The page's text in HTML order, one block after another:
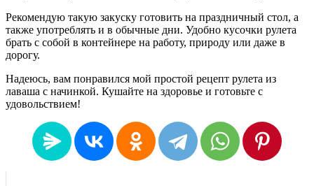
Рекомендую такую закуску готовить на праздничный стол, а
также употреблять и в обычные дни. Удобно кусочки рулета
брать с собой в контейнере на работу, природу или даже в
дорогу.
Надеюсь, вам понравился мой простой рецепт рулета из
лаваша с начинкой. Кушайте на здоровье и готовьте с
удовольствием!